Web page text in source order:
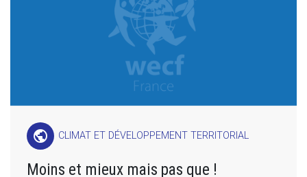
public CLIMAT ET DÉVELOPPEMENT TERRITORIAL
Moins et mieux mais pas que !